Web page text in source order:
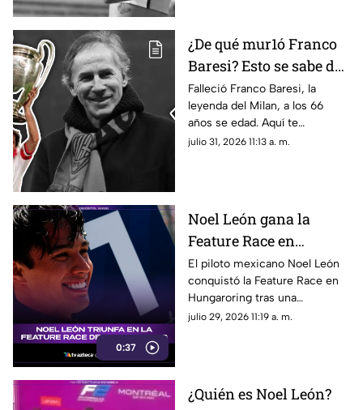
¿De qué mur1ó Franco
Baresi? Esto se sabe del
fallecimiento de la
leyenda del Milan a los
66 años de edad
Falleció Franco Baresi, la
leyenda del Milan, a los 66
años se edad. Aquí te
compartimos todos los
julio 31, 2026 11:13 a. m.
0:37
Noel León gana la
Feature Race en
Hungaroring y logra un
triunfo histórico rumbo
al campeonato
El piloto mexicano Noel León
conquistó la Feature Race en
Hungaroring tras una
impecable estrategia de pits y
julio 29, 2026 11:19 a. m.
¿Quién es Noel León?